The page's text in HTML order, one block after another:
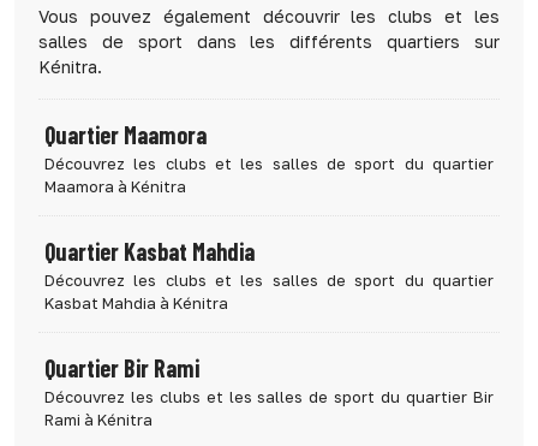
Vous pouvez également découvrir les clubs et les
salles de sport dans les différents quartiers sur
Kénitra.
Quartier Maamora
Découvrez les clubs et les salles de sport du quartier
Maamora à Kénitra
Quartier Kasbat Mahdia
Découvrez les clubs et les salles de sport du quartier
Kasbat Mahdia à Kénitra
Quartier Bir Rami
Découvrez les clubs et les salles de sport du quartier Bir
Rami à Kénitra